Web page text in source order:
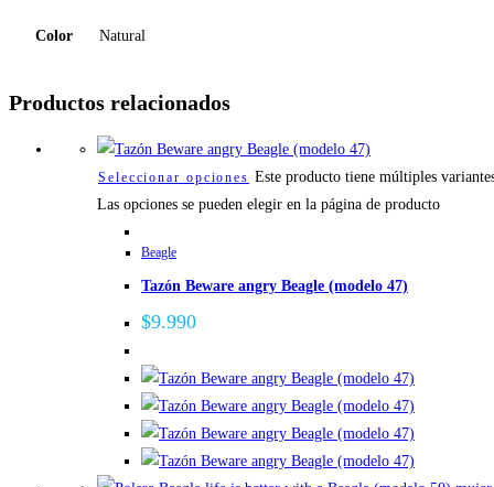
Color Natural
Productos relacionados
Seleccionar opciones Este producto tiene múltiples
Las opciones se pueden elegir en la página de producto
Beagle
Tazón Beware angry Beagle (modelo 47)
$9.990